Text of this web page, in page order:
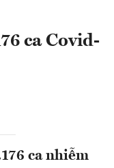
ca Covid-
ca nhiễm